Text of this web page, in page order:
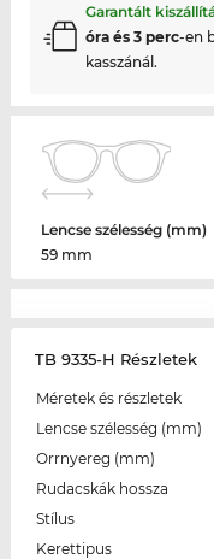
Garantált
óra és 3 perc-en
kasszánál.
Lencse szélesség (mm)
59 mm
TB 9335-H Részletek
Méretek és részletek
Lencse szélesség (mm)
Orrnyereg (mm)
Rudacskák hossza
Stílus
Kerettipus